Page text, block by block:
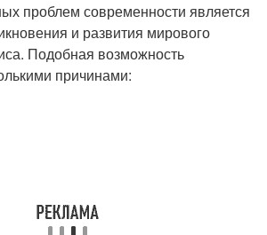
проблем современности является
и развития мирового
Подобная возможность
причинами: